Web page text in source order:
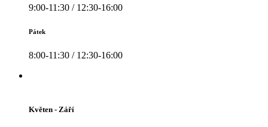
9:00-11:30 / 12:30-16:00
Pátek
8:00-11:30 / 12:30-16:00
Květen - Září